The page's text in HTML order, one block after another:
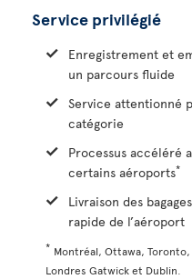
Service privilégié
Enregistrement et
un parcours fluide
Service attentionné
catégorie
Processus accéléré
certains aéroports*
Livraison des
rapide de l’aéroport
* Montréal, Ottawa,
Londres Gatwick et Dublin.